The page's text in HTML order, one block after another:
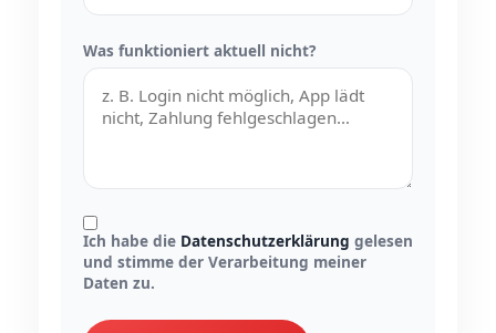
Was funktioniert aktuell nicht?
Ich habe die Datenschutzerklärung gelesen
und stimme der Verarbeitung meiner
Daten zu.